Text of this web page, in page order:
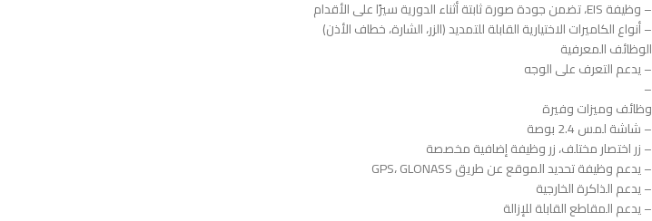
– وظيفة EIS، تضمن جودة صورة ثابتة أثناء الدورية سيرًا على الأقدام
– أنواع الكاميرات الاختيارية القابلة للتمديد (الزر، الشارة، خطاف الأذن)
الوظائف المعرفية
– يدعم التعرف على الوجه
–
وظائف وميزات وفيرة
– شاشة لمس 2.4 بوصة
– زر اختصار مختلف، زر وظيفة إضافية مخصصة
– يدعم وظيفة تحديد الموقع عن طريق GPS، GLONASS
– يدعم الذاكرة الخارجية
– يدعم المقاطع القابلة للإزالة